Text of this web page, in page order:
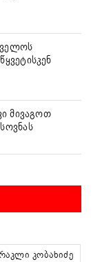
მივაგოთ
კობახიძე